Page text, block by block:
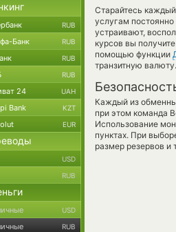
Старайтесь
услугам
устраивают,
курсов вы
помощью функции
транзитную валюту.
Каждый из
при этом команда
Использование
пунктах. При
размер резервов и
RUB
Банк RUB
RUB
RUB
24 UAH
Bank KZT
EUR
USD
RUB
USD
RUB